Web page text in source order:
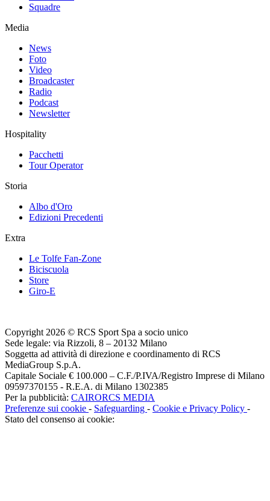
Squadre
Media
News
Foto
Video
Broadcaster
Radio
Podcast
Newsletter
Hospitality
Pacchetti
Tour Operator
Storia
Albo d'Oro
Edizioni Precedenti
Extra
Le Tolfe Fan-Zone
Biciscuola
Store
Giro-E
Copyright 2026 © RCS Sport Spa a socio unico
Sede legale: via Rizzoli, 8 – 20132 Milano
Soggetta ad attività di direzione e coordinamento di RCS
MediaGroup S.p.A.
Capitale Sociale € 100.000 – C.F./P.IVA/Registro Imprese di Milano
09597370155 - R.E.A. di Milano 1302385
Per la pubblicità: CAIRORCS MEDIA
Preferenze sui cookie - Safeguarding - Cookie e Privacy Policy -
Stato del consenso ai cookie: